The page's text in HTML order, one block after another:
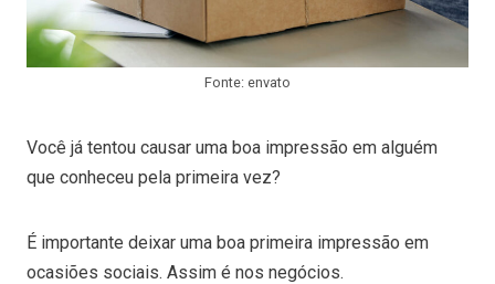
Fonte: envato
Você já tentou causar uma boa impressão em alguém
que conheceu pela primeira vez?
É importante deixar uma boa primeira impressão em
ocasiões sociais. Assim é nos negócios.